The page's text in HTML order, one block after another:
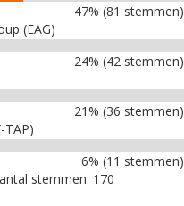
47% (81 stemmen)
(EAG)
24% (42 stemmen)
21% (36 stemmen)
TAP)
6% (11 stemmen)
stemmen: 170